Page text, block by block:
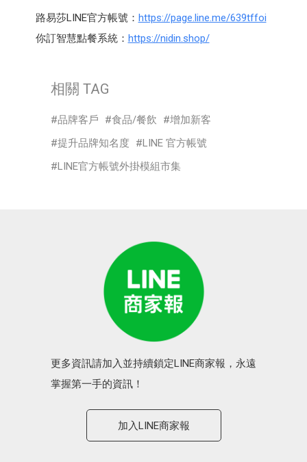
路易莎LINE官方帳號： https://page.line.me/639tffoi
你訂智慧點餐系統： https://nidin.shop/
相關 TAG
品牌客戶 食品/餐飲
增加新客
提升品牌知名度
LINE 官方帳號
LINE官方帳號外掛模組市集
更多資訊請加入並持續鎖定LINE商家報，永遠
掌握第一手的資訊！
加入LINE商家報